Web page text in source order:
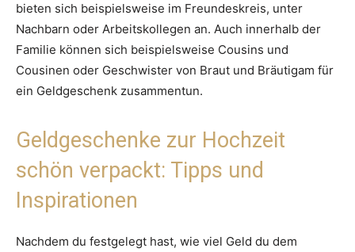
bieten sich beispielsweise im Freundeskreis, unter
Nachbarn oder Arbeitskollegen an. Auch innerhalb der
Familie können sich beispielsweise Cousins und
Cousinen oder Geschwister von Braut und Bräutigam für
ein Geldgeschenk zusammentun.
Geldgeschenke zur Hochzeit
schön verpackt: Tipps und
Inspirationen
Nachdem du festgelegt hast, wie viel Geld du dem